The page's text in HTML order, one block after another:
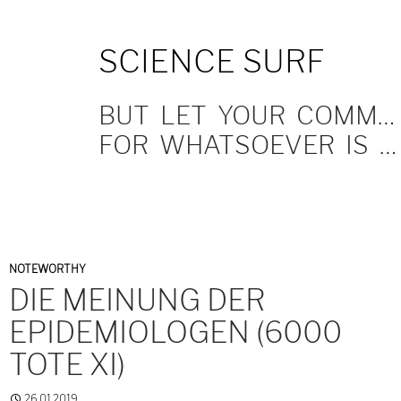
SCIENCE SURF
BUT LET YOUR COMMUNICATION BE YEA, YEA; NAY, NAY.
FOR WHATSOEVER IS MORE THAN THESE COMETH OF EVIL.
NOTEWORTHY
DIE MEINUNG DER
EPIDEMIOLOGEN (6000
TOTE XI)